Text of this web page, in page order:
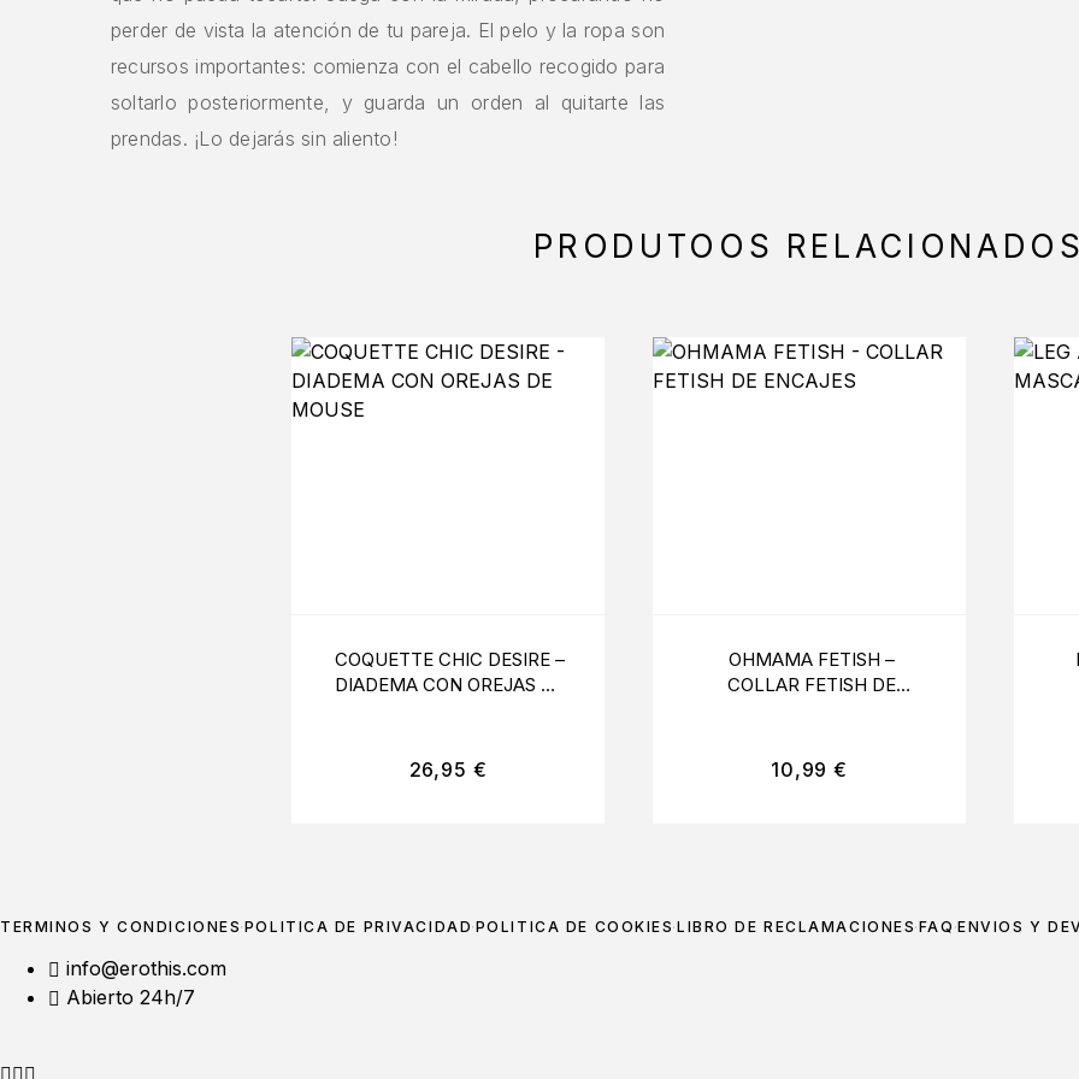
perder de vista la atención de tu pareja. El pelo y la ropa son
recursos importantes: comienza con el cabello recogido para
soltarlo posteriormente, y guarda un orden al quitarte las
prendas. ¡Lo dejarás sin aliento!
PRODUTOOS
COQUETTE CHIC DESIRE –
DIADEMA CON OREJAS DE
26,95 €
OHMAMA FETISH –
COLLAR FETISH DE
10,99 €
TÉRMINOS Y CONDICIONESPOLÍTICA DE PRIVACIDADPOLÍTICA DE COOKIESLIBRO DE RECLAMACIONESFAQ ENVÍOS Y
info@erothis.com
Abierto 24h/7